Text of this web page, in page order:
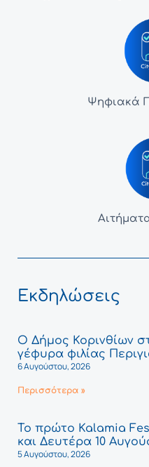
Ψηφιακά
Εκδηλώσεις
Ο Δήμος Κορινθίων
γέφυρα φιλίας
6 Αυγούστου, 2026
Περισσότερα »
Το πρώτο Kalamia
και Δευτέρα 10
5 Αυγούστου, 2026